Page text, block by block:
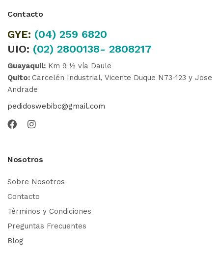
Contacto
GYE: (04) 259 6820
UIO: (02) 2800138- 2808217
Guayaquil: Km 9 ½ vía Daule
Quito: Carcelén Industrial, Vicente Duque N73-123 y Jose
Andrade
pedidoswebibc@gmail.com
Nosotros
Sobre Nosotros
Contacto
Términos y Condiciones
Preguntas Frecuentes
Blog